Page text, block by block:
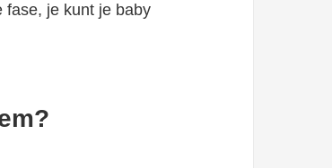
fase, je kunt je baby